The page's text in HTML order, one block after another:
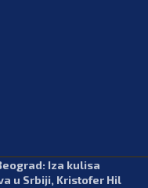
Iza kulisa
u Srbiji, Kristofer Hil